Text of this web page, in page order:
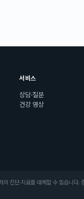
서비스
상담·질문
건강 영상
진단·치료를 대체할 수 없습니다.